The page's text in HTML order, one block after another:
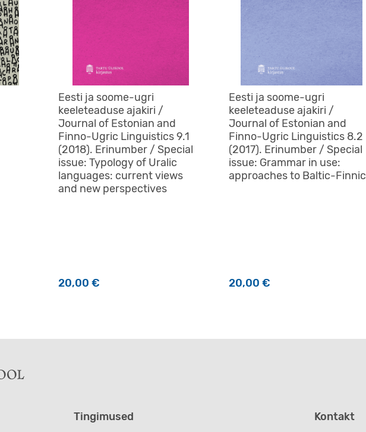
Eesti ja soome-ugri
keeleteaduse ajakiri /
Journal of Estonian and
Finno-Ugric Linguistics 9.1
(2018). Erinumber / Special
issue: Typology of Uralic
languages: current views
and new perspectives
20,00 €
Eesti ja soome-ugri
keeleteaduse ajakiri /
Journal of Estonian and
Finno-Ugric Linguistics 8.2
(2017). Erinumber / Special
issue: Grammar in use:
approaches to Baltic-Finnic
20,00 €
Tingimused Kontakt